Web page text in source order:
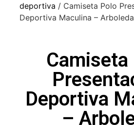
deportiva / Camiseta Polo
Deportiva Maculina – Arboleda
Camiseta
Deportiva
–